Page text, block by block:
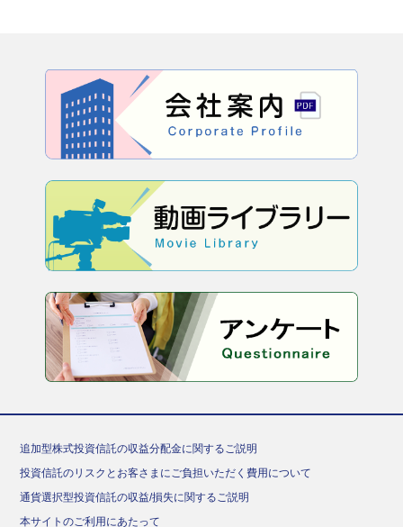
追加型株式投資信託の収益分配金に関するご説明
投資信託のリスクとお客さまにご負担いただく費用について
通貨選択型投資信託の収益/損失に関するご説明
本サイトのご利用にあたって